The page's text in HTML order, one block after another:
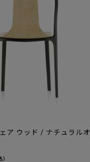
ア ウッド / ナチュラルオ
）